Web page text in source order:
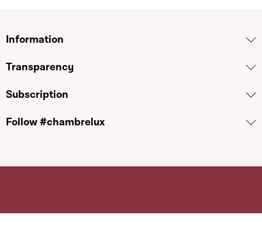
Information
Transparency
Subscription
Follow #chambrelux